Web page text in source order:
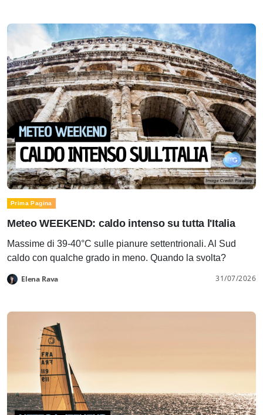
Prima Pagina
Meteo WEEKEND: caldo intenso su tutta l'Italia
Massime di 39-40°C sulle pianure settentrionali. Al Sud
caldo con qualche grado in meno. Quando la svolta?
Elena Rava 31/07/2026